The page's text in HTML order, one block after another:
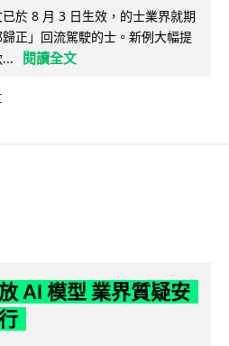
於 8 月 3 日生效，的士業界就期
正」回流駕駛的士。新例大幅提
閱讀全文
AI 模型 業界質疑安